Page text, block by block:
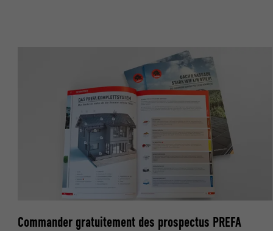
Commander gratuitement des prospectus PREFA
NOM
UTILITÉ
MARKETING
Les cookies «
annonceurs
visiteurs à
plateformes
NOM
EXPIRATION